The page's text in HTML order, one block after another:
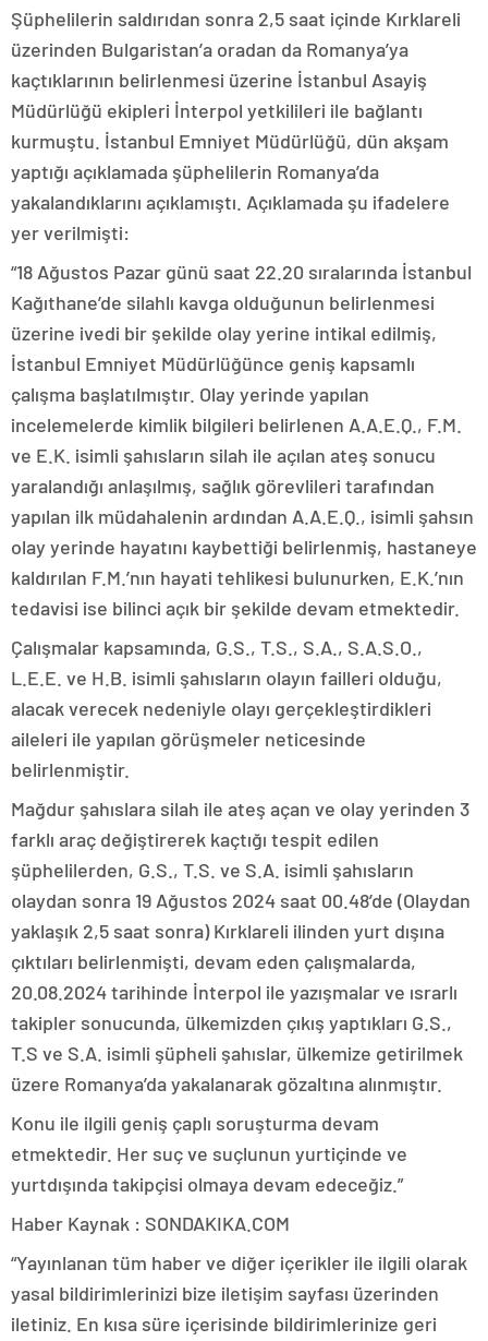
Şüphelilerin saldırıdan sonra 2,5 saat içinde Kırklareli
üzerinden Bulgaristan’a oradan da Romanya’ya
kaçtıklarının belirlenmesi üzerine İstanbul Asayiş
Müdürlüğü ekipleri İnterpol yetkilileri ile bağlantı
kurmuştu. İstanbul Emniyet Müdürlüğü, dün akşam
yaptığı açıklamada şüphelilerin Romanya’da
yakalandıklarını açıklamıştı. Açıklamada şu ifadelere
yer verilmişti:
“18 Ağustos Pazar günü saat 22.20 sıralarında İstanbul
Kağıthane’de silahlı kavga olduğunun belirlenmesi
üzerine ivedi bir şekilde olay yerine intikal edilmiş,
İstanbul Emniyet Müdürlüğünce geniş kapsamlı
çalışma başlatılmıştır. Olay yerinde yapılan
incelemelerde kimlik bilgileri belirlenen A.A.E.Q., F.M.
ve E.K. isimli şahısların silah ile açılan ateş sonucu
yaralandığı anlaşılmış, sağlık görevlileri tarafından
yapılan ilk müdahalenin ardından A.A.E.Q., isimli şahsın
olay yerinde hayatını kaybettiği belirlenmiş, hastaneye
kaldırılan F.M.’nın hayati tehlikesi bulunurken, E.K.’nın
tedavisi ise bilinci açık bir şekilde devam etmektedir.
Çalışmalar kapsamında, G.S., T.S., S.A., S.A.S.O.,
L.E.E. ve H.B. isimli şahısların olayın failleri olduğu,
alacak verecek nedeniyle olayı gerçekleştirdikleri
aileleri ile yapılan görüşmeler neticesinde
belirlenmiştir.
Mağdur şahıslara silah ile ateş açan ve olay yerinden 3
farklı araç değiştirerek kaçtığı tespit edilen
şüphelilerden, G.S., T.S. ve S.A. isimli şahısların
olaydan sonra 19 Ağustos 2024 saat 00.48’de (Olaydan
yaklaşık 2,5 saat sonra) Kırklareli ilinden yurt dışına
çıktıları belirlenmişti, devam eden çalışmalarda,
20.08.2024 tarihinde İnterpol ile yazışmalar ve ısrarlı
takipler sonucunda, ülkemizden çıkış yaptıkları G.S.,
T.S ve S.A. isimli şüpheli şahıslar, ülkemize getirilmek
üzere Romanya’da yakalanarak gözaltına alınmıştır.
Konu ile ilgili geniş çaplı soruşturma devam
etmektedir. Her suç ve suçlunun yurtiçinde ve
yurtdışında takipçisi olmaya devam edeceğiz.”
Haber Kaynak : SONDAKIKA.COM
“Yayınlanan tüm haber ve diğer içerikler ile ilgili olarak
yasal bildirimlerinizi bize iletişim sayfası üzerinden
iletiniz. En kısa süre içerisinde bildirimlerinize geri